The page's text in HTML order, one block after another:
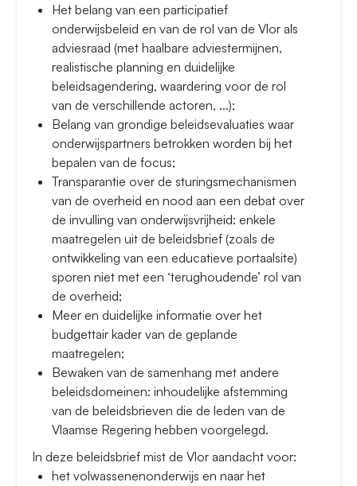
Het belang van een participatief
onderwijsbeleid en van de rol van de Vlor als
adviesraad (met haalbare adviestermijnen,
realistische planning en duidelijke
beleidsagendering, waardering voor de rol
van de verschillende actoren, ...);
Belang van grondige beleidsevaluaties waar
onderwijspartners betrokken worden bij het
bepalen van de focus;
Transparantie over de sturingsmechanismen
van de overheid en nood aan een debat over
de invulling van onderwijsvrijheid: enkele
maatregelen uit de beleidsbrief (zoals de
ontwikkeling van een educatieve portaalsite)
sporen niet met een ‘terughoudende’ rol van
de overheid;
Meer en duidelijke informatie over het
budgettair kader van de geplande
maatregelen;
Bewaken van de samenhang met andere
beleidsdomeinen: inhoudelijke afstemming
van de beleidsbrieven die de leden van de
Vlaamse Regering hebben voorgelegd.
In deze beleidsbrief mist de Vlor aandacht voor:
het volwassenenonderwijs en naar het